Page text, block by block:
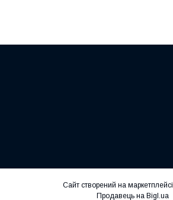
Сайт створений на маркетплейсі
Продавець на Bigl.ua